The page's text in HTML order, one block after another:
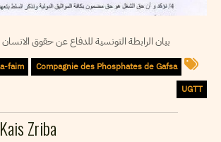
بيان الرابطة التونسية للدفاع عن حقوق
Compagnie des Phosphates de Gafsa
faim
UGTT
Kais Zriba